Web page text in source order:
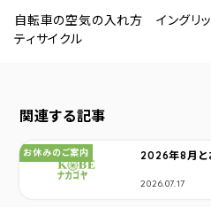
自転車の空気の入れ方 イングリ
ティサイクル
関連する記事
2026年8月と
カテゴリ：
お休みのご案内
2026.07.17